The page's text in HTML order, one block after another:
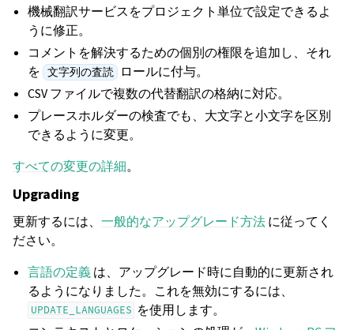
機械翻訳サービスをプロジェクト単位で設定できるよ
うに修正。
コメントを解決するための個別の権限を追加し、それ
を 文字列の査読 ロールに付与。
CSV ファイルで複数の代替翻訳の格納に対応。
プレースホルダーの検査でも、大文字と小文字を区別
できるように変更。
すべての変更の詳細。
Upgrading
更新するには、 一般的なアップグレード方法に従ってく
ださい。
言語の定義は、アップグレード時に自動的に更新され
るようになりました。これを無効にするには、
UPDATE_LANGUAGES を使用します。